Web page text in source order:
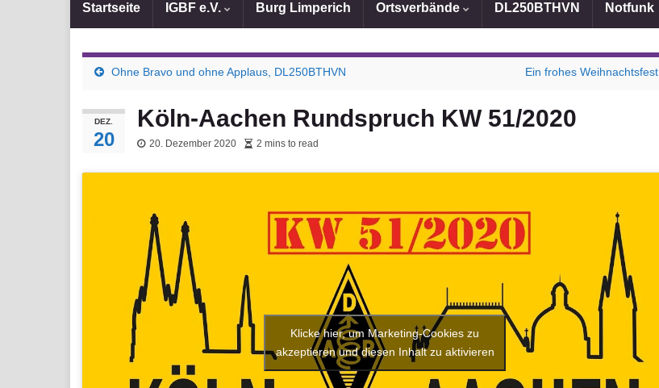
Startseite IGBF e.V. Burg Limperich Ortsverbände DL250BTHVN Notfunk
Ohne Bravo und ohne Applaus, DL250BTHVN Ein frohes Weihnachtsfest
DEZ.
20
Köln-Aachen Rundspruch KW 51/2020
20. Dezember 2020 2 mins to read
Klicke hier, um Marketing-Cookies zu
akzeptieren und diesen Inhalt zu aktivieren